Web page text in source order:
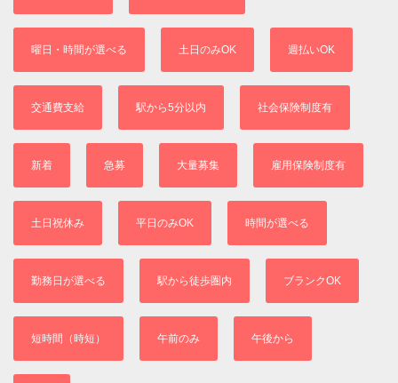
曜日・時間が選べる 土日のみOK 週払いOK
交通費支給 駅から5分以内 社会保険制度有
新着 急募 大量募集 雇用保険制度有
土日祝休み 平日のみOK 時間が選べる
勤務日が選べる 駅から徒歩圏内 ブランクOK
短時間（時短） 午前のみ 午後から